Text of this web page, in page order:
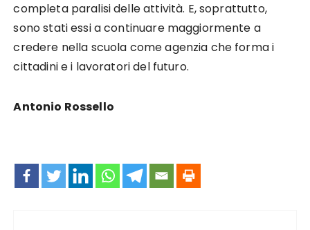
completa paralisi delle attività. E, soprattutto,
sono stati essi a continuare maggiormente a
credere nella scuola come agenzia che forma i
cittadini e i lavoratori del futuro.
Antonio Rossello